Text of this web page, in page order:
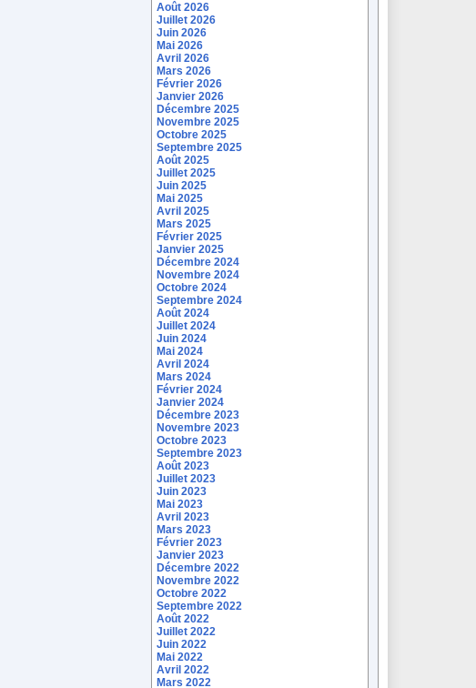
Août 2026
Juillet 2026
Juin 2026
Mai 2026
Avril 2026
Mars 2026
Février 2026
Janvier 2026
Décembre 2025
Novembre 2025
Octobre 2025
Septembre 2025
Août 2025
Juillet 2025
Juin 2025
Mai 2025
Avril 2025
Mars 2025
Février 2025
Janvier 2025
Décembre 2024
Novembre 2024
Octobre 2024
Septembre 2024
Août 2024
Juillet 2024
Juin 2024
Mai 2024
Avril 2024
Mars 2024
Février 2024
Janvier 2024
Décembre 2023
Novembre 2023
Octobre 2023
Septembre 2023
Août 2023
Juillet 2023
Juin 2023
Mai 2023
Avril 2023
Mars 2023
Février 2023
Janvier 2023
Décembre 2022
Novembre 2022
Octobre 2022
Septembre 2022
Août 2022
Juillet 2022
Juin 2022
Mai 2022
Avril 2022
Mars 2022